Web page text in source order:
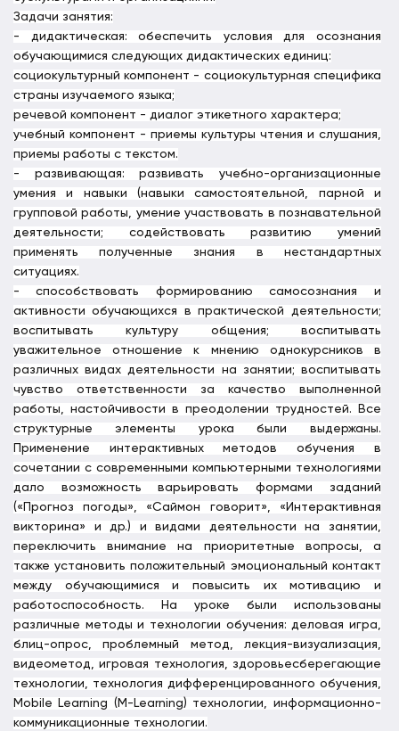
Задачи занятия:
- дидактическая: обеспечить условия для осознания
обучающимися следующих дидактических единиц:
социокультурный компонент - социокультурная специфика
страны изучаемого языка;
речевой компонент - диалог этикетного характера;
учебный компонент - приемы культуры чтения и слушания,
приемы работы с текстом.
- развивающая: развивать учебно-организационные
умения и навыки (навыки самостоятельной, парной и
групповой работы, умение участвовать в познавательной
деятельности; содействовать развитию умений
применять полученные знания в нестандартных
ситуациях.
- способствовать формированию самосознания и
активности обучающихся в практической деятельности;
воспитывать культуру общения; воспитывать
уважительное отношение к мнению однокурсников в
различных видах деятельности на занятии; воспитывать
чувство ответственности за качество выполненной
работы, настойчивости в преодолении трудностей.
Все
структурные элементы урока были выдержаны.
Применение интерактивных методов обучения в
сочетании с современными компьютерными технологиями
дало возможность варьировать формами заданий
(«Прогноз погоды», «Саймон говорит», «Интерактивная
викторина» и др.) и видами деятельности на занятии,
переключить внимание на приоритетные вопросы, а
также установить положительный эмоциональный контакт
между обучающимися и повысить их мотивацию и
работоспособность. На уроке были использованы
различные методы и технологии обучения: деловая игра,
блиц-опрос, проблемный метод, лекция-визуализация,
видеометод, игровая технология, здоровьесберегающие
технологии, технология дифференцированного обучения,
Mobile Learning (M-Learning) технологии, информационно-
коммуникационные технологии.